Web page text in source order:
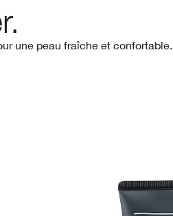
une peau fraîche et confortable.